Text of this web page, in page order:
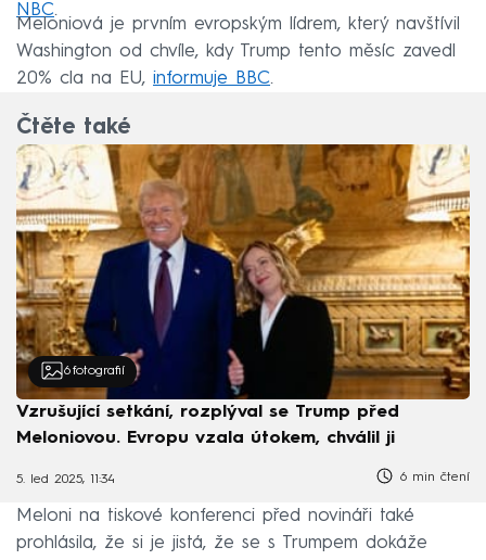
NBC.
Meloniová je prvním evropským lídrem, který navštívil
Washington od chvíle, kdy Trump tento měsíc zavedl
20% cla na EU, informuje BBC.
Čtěte také
6 fotografií
Vzrušující setkání, rozplýval se Trump před
Meloniovou. Evropu vzala útokem, chválil ji
5. led 2025, 11:34 6 min čtení
Meloni na tiskové konferenci před novináři také
prohlásila, že si je jistá, že se s Trumpem dokáže